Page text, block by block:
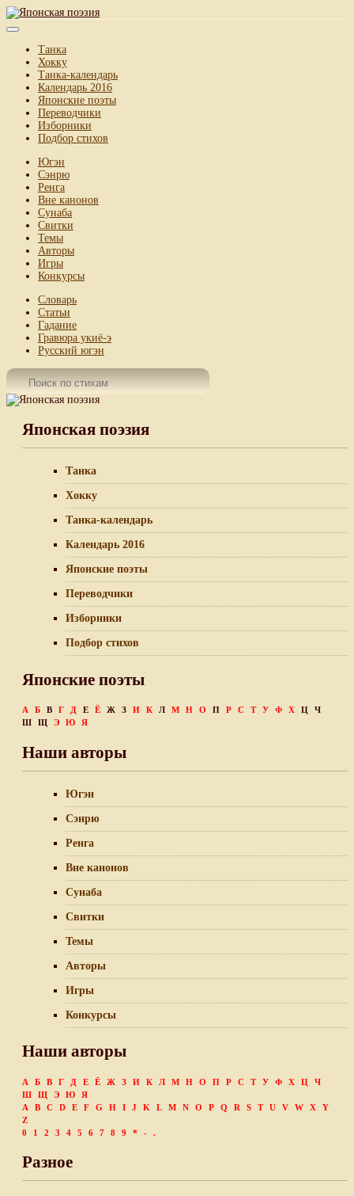
Танка
Хокку
Танка-календарь
Календарь 2016
Японские поэты
Переводчики
Изборники
Подбор стихов
Югэн
Сэнрю
Ренга
Вне канонов
Сунаба
Свитки
Темы
Авторы
Игры
Конкурсы
Словарь
Статьи
Гадание
Гравюра укиё-э
Русский югэн
Японская поэзия
Танка
Хокку
Танка-календарь
Календарь 2016
Японские поэты
Переводчики
Изборники
Подбор стихов
Японские поэты
А Б В Г Д Е Ё Ж З И К Л М Н О П Р С Т У Ф Х Ц
Ч
Ш
Щ Э Ю Я
Наши авторы
Югэн
Сэнрю
Ренга
Вне канонов
Сунаба
Свитки
Темы
Авторы
Игры
Конкурсы
Наши авторы
А Б В Г Д Е Ё Ж З И К Л М Н О П Р С Т У Ф Х Ц
Ч
Ш
Щ Э Ю
Я
A
B C D E F G H I J K L M N O P Q R S T U V W X
Y
Z
0
1 2 3 4 5 6 7 8 9 * - .
Разное